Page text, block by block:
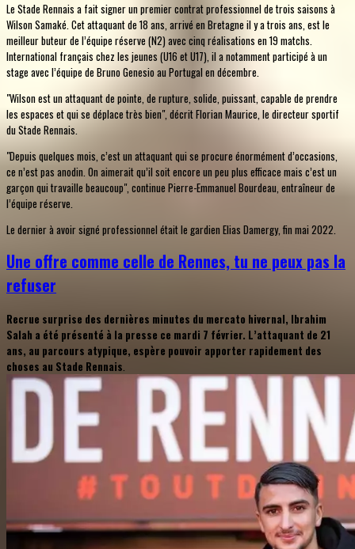
Le Stade Rennais a fait signer un premier contrat professionnel de trois saisons à
Wilson Samaké. Cet attaquant de 18 ans, arrivé en Bretagne il y a trois ans, est le
meilleur buteur de l’équipe réserve (N2) avec cinq réalisations en 19 matchs.
International français chez les jeunes (U16 et U17), il a notamment participé à un
stage avec l’équipe de Bruno Genesio au Portugal en décembre.
"Wilson est un attaquant de pointe, de rupture, solide, puissant, capable de prendre
les espaces et qui se déplace très bien", décrit Florian Maurice, le directeur sportif
du Stade Rennais.
"Depuis quelques mois, c’est un attaquant qui se procure énormément d’occasions,
ce n’est pas anodin. On aimerait qu’il soit encore un peu plus efficace mais c’est un
garçon qui travaille beaucoup", continue Pierre-Emmanuel Bourdeau, entraîneur de
l’équipe réserve.
Le dernier à avoir signé professionnel était le gardien Elias Damergy, fin mai 2022.
Une offre comme celle de Rennes, tu ne peux pas la
refuser
Recrue surprise des dernières minutes du mercato hivernal, Ibrahim
Salah a été présenté à la presse ce mardi 7 février. L’attaquant de 21
ans, au parcours atypique, espère pouvoir apporter rapidement des
choses au Stade Rennais